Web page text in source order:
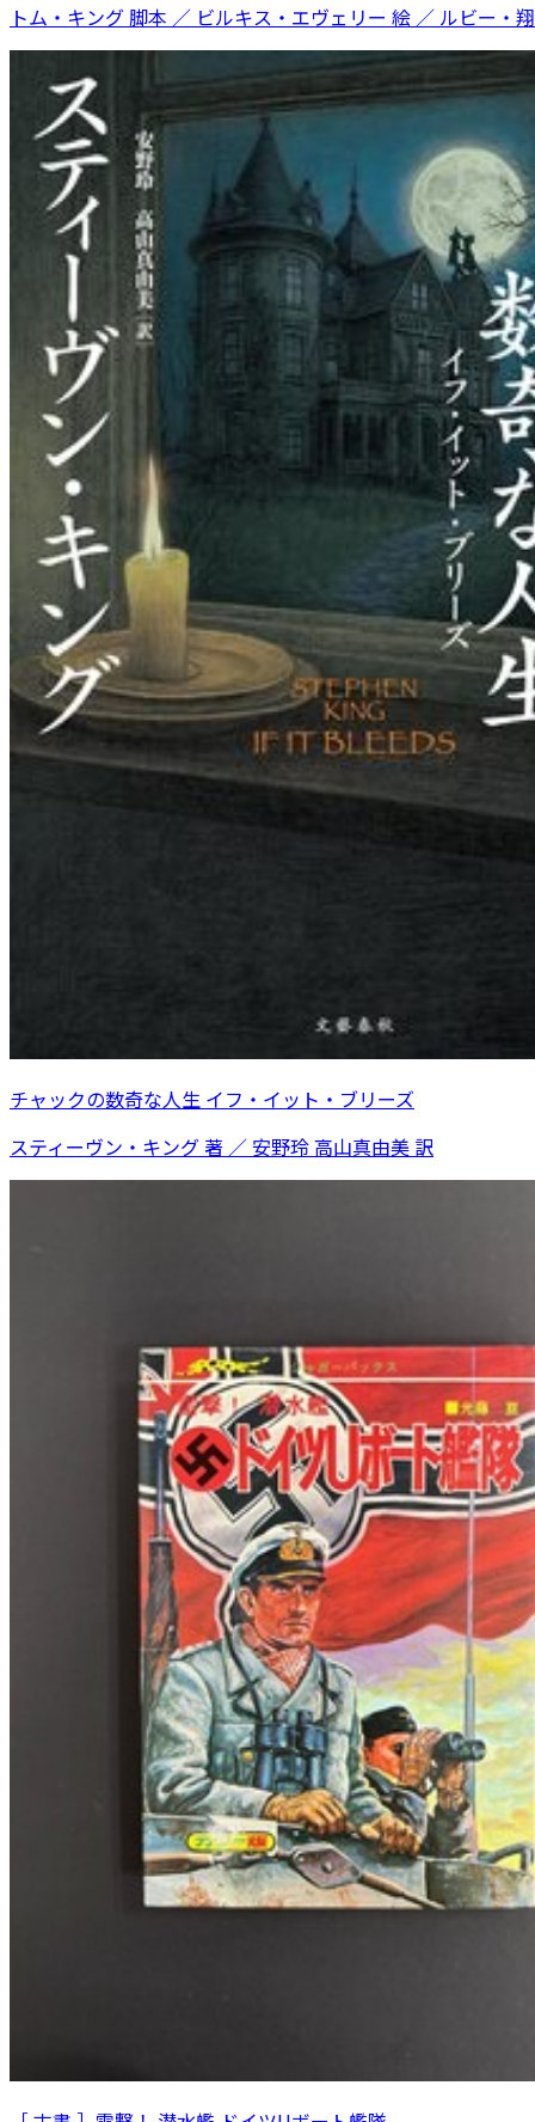
トム・キング 脚本 ／ ビルキス・エヴェリー 絵 ／ ルビー・
チャックの数奇な人生 イフ・イット・ブリーズ
スティーヴン・キング 著 ／ 安野玲 高山真由美 訳